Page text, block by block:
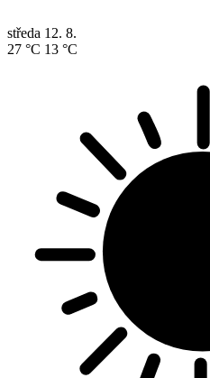
středa 12. 8.
27 °C 13 °C